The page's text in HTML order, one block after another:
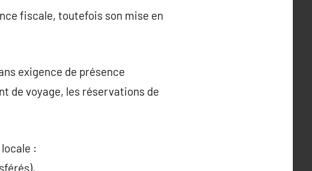
fiscale, toutefois son mise en
exigence de présence
de voyage, les réservations de
: